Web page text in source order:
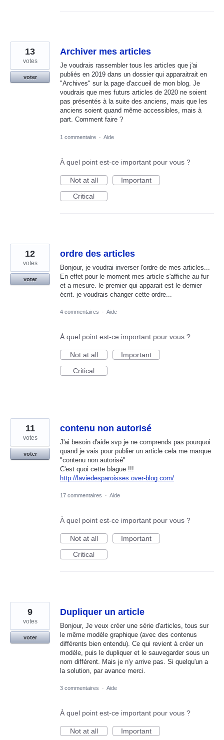
Archiver mes articles
Je voudrais rassembler tous les articles que j'ai
publiés en 2019 dans un dossier qui apparaitrait en
"Archives" sur la page d'accueil de mon blog. Je
voudrais que mes futurs articles de 2020 ne soient
pas présentés à la suite des anciens, mais que les
anciens soient quand même accessibles, mais à
part. Comment faire ?
13
votes
voter
1 commentaire · Aide
À quel point est-ce important pour vous ?
Not at all
Important
Critical
ordre des articles
Bonjour, je voudrai inverser l'ordre de mes articles...
En effet pour le moment mes article s'affiche au fur
et a mesure. le premier qui apparait est le dernier
écrit. je voudrais changer cette ordre...
12
votes
voter
4 commentaires · Aide
À quel point est-ce important pour vous ?
Not at all
Important
Critical
contenu non autorisé
J'ai besoin d'aide svp je ne comprends pas pourquoi
quand je vais pour publier un article cela me marque
"contenu non autorisé"
C'est quoi cette blague !!!
http://laviedesparoisses.over-blog.com/
11
votes
voter
17 commentaires · Aide
À quel point est-ce important pour vous ?
Not at all
Important
Critical
Dupliquer un article
Bonjour, Je veux créer une série d'articles, tous sur
le même modèle graphique (avec des contenus
différents bien entendu). Ce qui revient à créer un
modèle, puis le dupliquer et le sauvegarder sous un
nom différent. Mais je n'y arrive pas. Si quelqu'un a
la solution, par avance merci.
9
votes
voter
3 commentaires · Aide
À quel point est-ce important pour vous ?
Not at all Important